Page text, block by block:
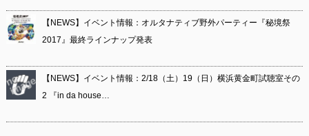
【NEWS】イベント情報：オルタナティブ野外パーティー『秘境祭
2017』最終ラインナップ発表
【NEWS】イベント情報：2/18（土）19（日）横浜黄金町試聴室その
2 『in da house…